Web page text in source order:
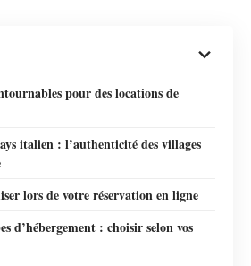
pour des locations de
italien : l’authenticité des villages
lors de votre réservation en ligne
d’hébergement : choisir selon vos